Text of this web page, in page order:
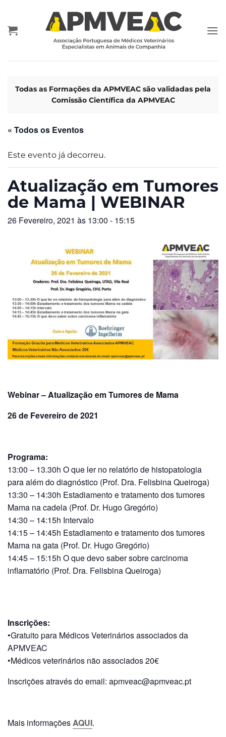
content
Todas as Formações da APMVEAC são validadas pela
Comissão Científica da APMVEAC
« Todos os Eventos
Este evento já decorreu.
Atualização em Tumores
de Mama | WEBINAR
26 Fevereiro, 2021 às 13:00 - 15:15
Webinar – Atualização em Tumores de Mama
26 de Fevereiro de 2021
Programa:
13:00 – 13.30h O que ler no relatório de histopatologia
para além do diagnóstico (Prof. Dra. Felisbina Queiroga)
13:30 – 14:30h Estadiamento e tratamento dos tumores
Mama na cadela (Prof. Dr. Hugo Gregório)
14:30 – 14:15h Intervalo
14:15 – 14:45h Estadiamento e tratamento dos tumores
Mama na gata (Prof. Dr. Hugo Gregório)
14:45 – 15:15h O que devo saber sobre carcinoma
inflamatório (Prof. Dra. Felisbina Queiroga)
Inscrições:
•Gratuito para Médicos Veterinários associados da
APMVEAC
•Médicos veterinários não associados 20€
Inscrições através do email: apmveac@apmveac.pt
Mais informaçõesAQUI.